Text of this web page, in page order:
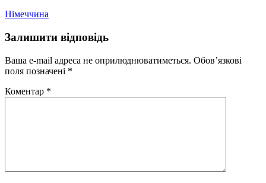
Німеччина
Залишити відповідь
Ваша e-mail адреса не оприлюднюватиметься. Обов’язкові
поля позначені *
Коментар *